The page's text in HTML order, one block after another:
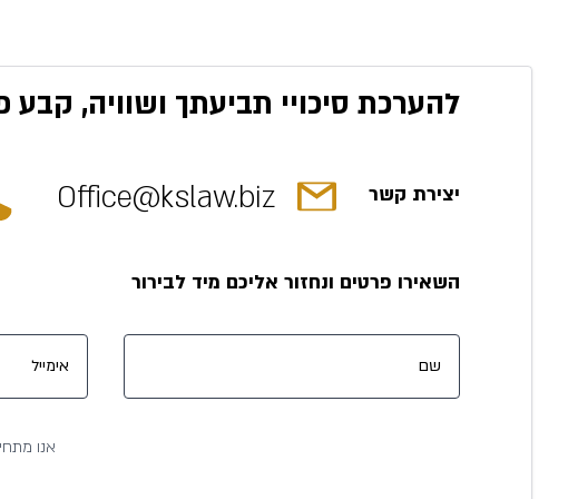
להערכת סיכויי תביעתך ושוויה, קבע
יצירת קשר Office@kslaw.biz
השאירו פרטים ונחזור אליכם מיד לבירור
אנו